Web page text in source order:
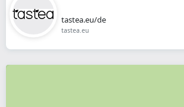
tastea.eu/de
tastea.eu